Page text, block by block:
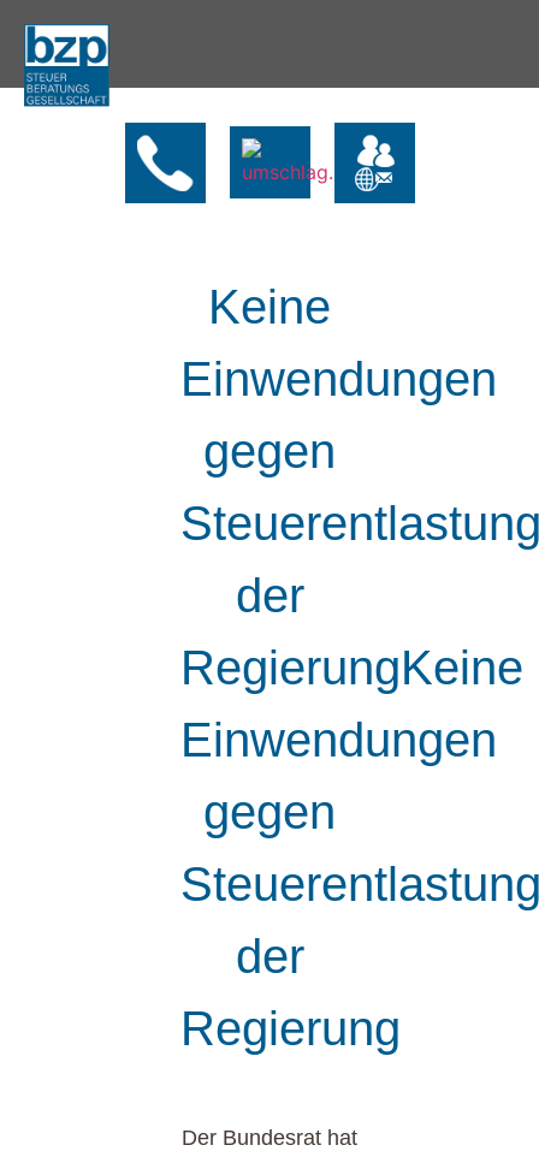
Keine
Einwendungen
gegen
der
RegierungKeine
Einwendungen
gegen
der
Regierung
Der Bundesrat hat